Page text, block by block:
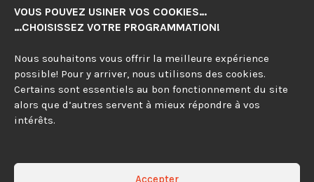
VOUS POUVEZ USINER VOS COOKIES…
…CHOISISSEZ VOTRE PROGRAMMATION!
Nous souhaitons vous offrir la meilleure expérience
possible! Pour y arriver, nous utilisons des cookies.
Certains sont essentiels au bon fonctionnement du site
alors que d’autres servent à mieux répondre à vos
intérêts.
Accepter
AUTOMATISATION CNC
920, avenue Simard, Suite 103
450 279-0315
844 297-4479
Contactez-nous